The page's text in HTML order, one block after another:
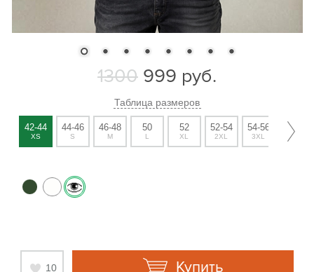
1300 999 руб.
Таблица размеров
42-44
XS
44-46
S
46-48
M
50
L
52
XL
52-54
2XL
54-56
3XL
56-58
4XL
10 Купить